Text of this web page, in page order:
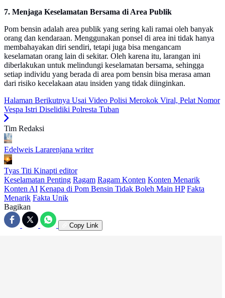
7. Menjaga Keselamatan Bersama di Area Publik
Pom bensin adalah area publik yang sering kali ramai oleh banyak
orang dan kendaraan. Menggunakan ponsel di area ini tidak hanya
membahayakan diri sendiri, tetapi juga bisa mengancam
keselamatan orang lain di sekitar. Oleh karena itu, larangan ini
diberlakukan untuk melindungi keselamatan bersama, sehingga
setiap individu yang berada di area pom bensin bisa merasa aman
dari risiko kecelakaan atau insiden yang tidak diinginkan.
Halaman Berikutnya Usai Video Polisi Merokok Viral, Pelat Nomor
Vespa Istri Diselidiki Polresta Tuban
Tim Redaksi
Edelweis Lararenjana writer
Tyas Titi Kinapti editor
Keselamatan Penting Ragam Ragam Konten Konten Menarik
Konten AI Kenapa di Pom Bensin Tidak Boleh Main HP Fakta
Menarik Fakta Unik
Bagikan
Copy Link